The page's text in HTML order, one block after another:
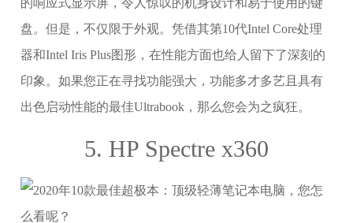
的响应式显示屏，令人惊叹的机身设计和易于使用的键
盘。但是，不仅限于外观。凭借其第10代Intel Core处理
器和Intel Iris Plus图形，在性能方面也给人留下了深刻的
印象。如果您正在寻找功能强大，功能多才多艺且具有
出色启动性能的最佳Ultrabook，那么您会为之疯狂。
5. HP Spectre x360